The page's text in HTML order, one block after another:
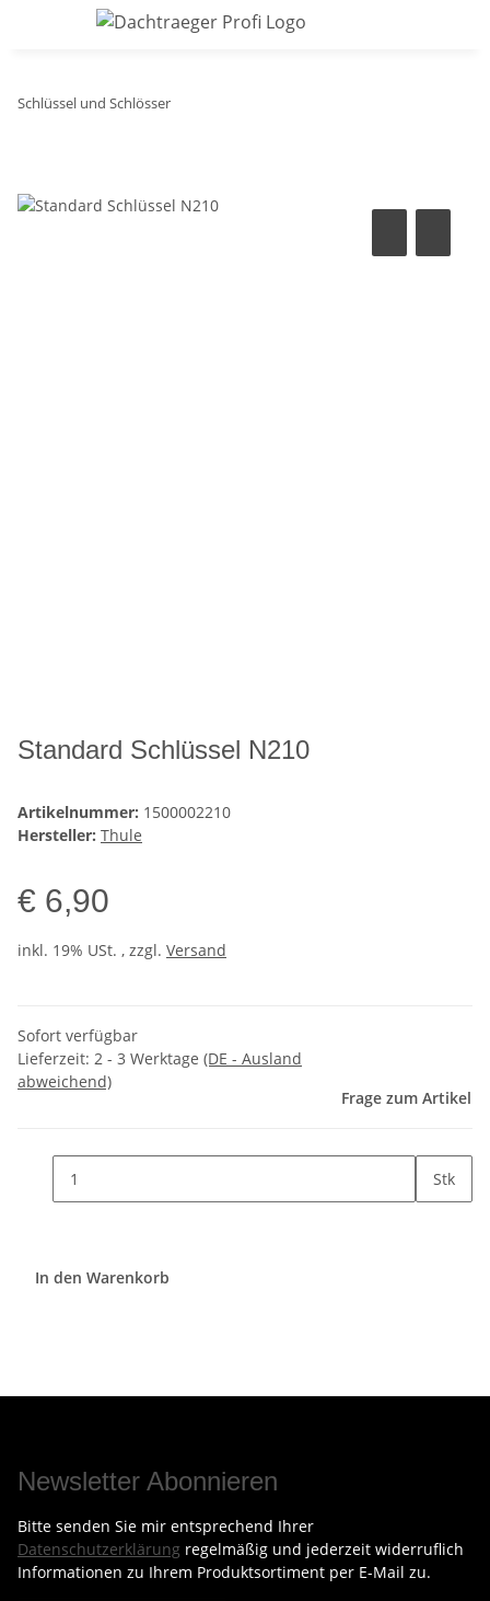
Schlüssel und Schlösser
Standard Schlüssel N210
Artikelnummer: 1500002210
Hersteller: Thule
€ 6,90
inkl. 19% USt. , zzgl. Versand
Sofort verfügbar
Lieferzeit: 2 - 3 Werktage (DE - Ausland
abweichend)
Frage zum Artikel
Stk
In den Warenkorb
Newsletter Abonnieren
Bitte senden Sie mir entsprechend Ihrer
Datenschutzerklärung regelmäßig und jederzeit widerruflich
Informationen zu Ihrem Produktsortiment per E-Mail zu.